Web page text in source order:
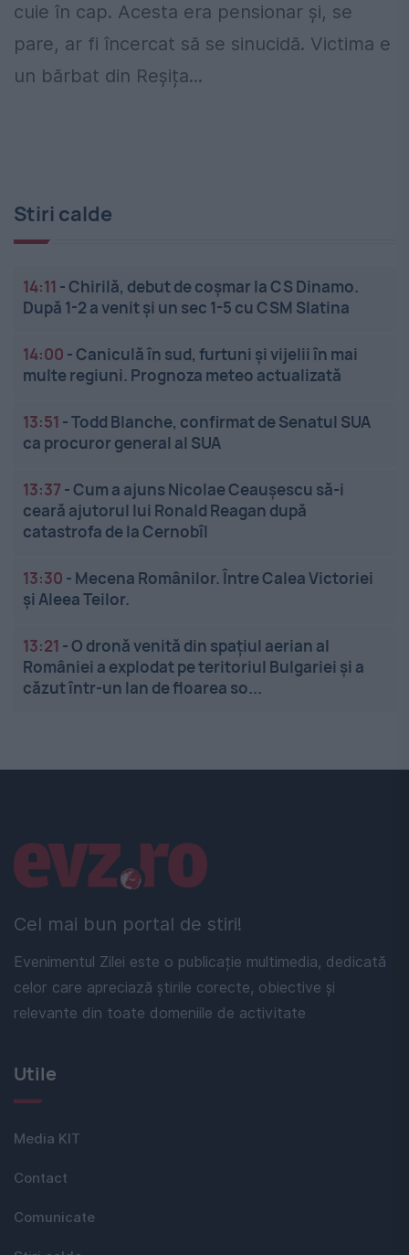
cuie în cap. Acesta era pensionar și, se
pare, ar fi încercat să se sinucidă. Victima e
un bărbat din Reșița...
Stiri calde
14:11 -Chirilă, debut de coșmar la CS Dinamo.
După 1-2 a venit și un sec 1-5 cu CSM Slatina
14:00 -Caniculă în sud, furtuni și vijelii în mai
multe regiuni. Prognoza meteo actualizată
13:51 -Todd Blanche, confirmat de Senatul SUA
ca procuror general al SUA
13:37 -Cum a ajuns Nicolae Ceaușescu să-i
ceară ajutorul lui Ronald Reagan după
catastrofa de la Cernobîl
13:30 - Mecena Românilor. Între Calea Victoriei
și Aleea Teilor.
13:21 -O dronă venită din spațiul aerian al
României a explodat pe teritoriul Bulgariei și a
căzut într-un lan de floarea so...
Cel mai bun portal de stiri!
Evenimentul Zilei este o publicație multimedia, dedicată
celor care apreciază știrile corecte, obiective și
relevante din toate domeniile de activitate
Linkuri utile
Utile
Media KIT
Contact
Comunicate